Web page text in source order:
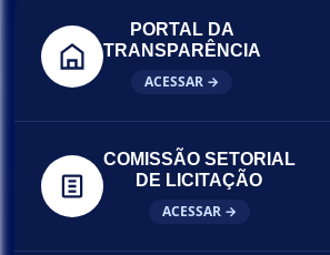
PORTAL DA
TRANSPARÊNCIA
ACESSAR →
COMISSÃO SETORIAL
DE LICITAÇÃO
ACESSAR →